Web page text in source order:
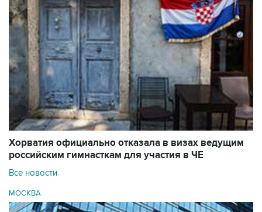
Хорватия официально отказала в визах ведущим
российским гимнасткам для участия в ЧЕ
Все новости
МОСКВА